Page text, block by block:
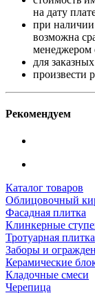
на дату
при наличии
возможна
менеджером
для
произвести
Рекомендуем
Каталог товаров
Облицовочный
Фасадная плитка
Клинкерные
Тротуарная плитка
Заборы и
Керамические
Кладочные смеси
Черепица